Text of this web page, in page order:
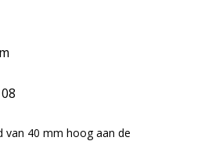
van 40 mm hoog aan de